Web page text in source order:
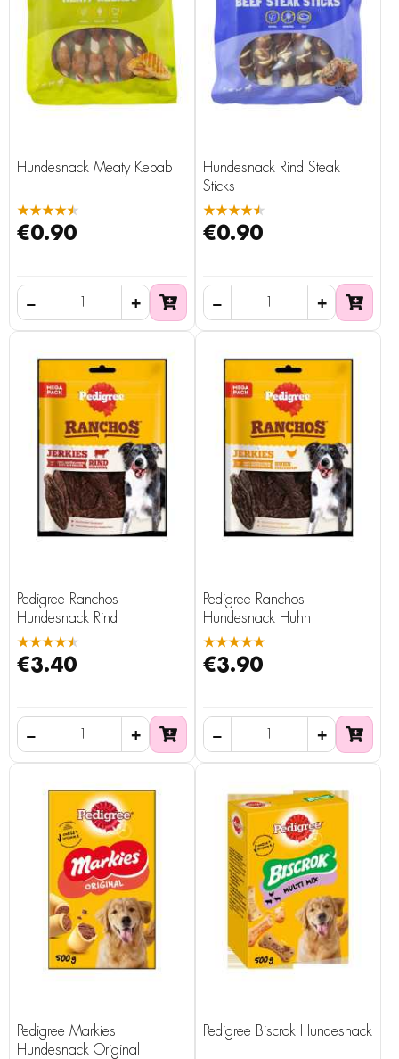
Hundesnack Meaty Kebab
★★★★★
€0.90
Hundesnack Rind Steak
Sticks
★★★★★
€0.90
Pedigree Ranchos
Hundesnack Rind
★★★★★
€3.40
Pedigree Ranchos
Hundesnack Huhn
★★★★★
€3.90
Pedigree Markies
Hundesnack Original
Pedigree Biscrok Hundesnack